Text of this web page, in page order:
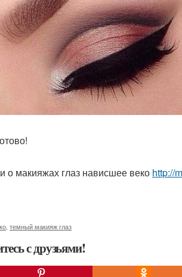
о макияжах глаз нависшее веко http://
темный макияж глаз
с друзьями!